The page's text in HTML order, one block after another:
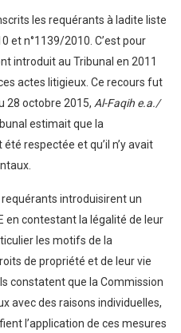
les requérants à ladite liste
et n°1139/2010. C’est pour
introduit au Tribunal en 2011
actes litigieux. Ce recours fut
28 octobre 2015, Al-Faqih e.a./
estimait que la
respectée et qu’il n’y avait
introduisirent un
en contestant la légalité de leur
les motifs de la
de propriété et de leur vie
constatent que la Commission
avec des raisons individuelles,
l’application de ces mesures